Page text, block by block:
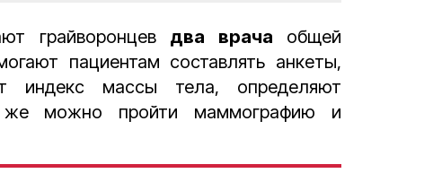
грайворонцев два врача общей
пациентам составлять анкеты,
индекс массы тела, определяют
можно пройти маммографию и